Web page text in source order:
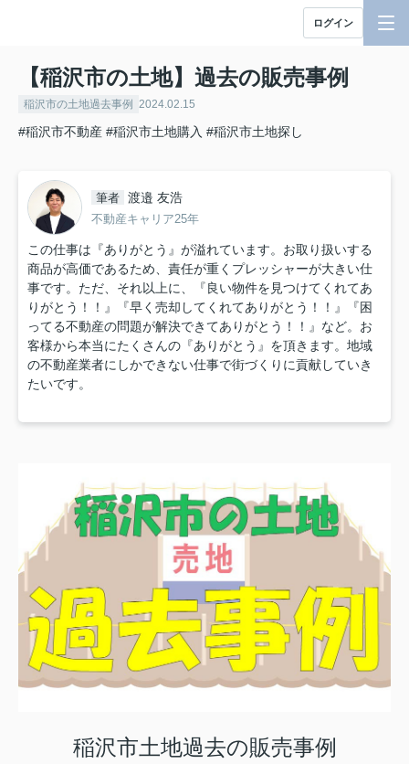
ログイン
【稲沢市の土地】過去の販売事例
稲沢市の土地過去事例 2024.02.15
#稲沢市不動産 #稲沢市土地購入 #稲沢市土地探し
筆者 渡邉 友浩
不動産キャリア25年
この仕事は『ありがとう』が溢れています。お取り扱いする
商品が高価であるため、責任が重くプレッシャーが大きい仕
事です。ただ、それ以上に、『良い物件を見つけてくれてあ
りがとう！！』『早く売却してくれてありがとう！！』『困
ってる不動産の問題が解決できてありがとう！！』など。お
客様から本当にたくさんの『ありがとう』を頂きます。地域
の不動産業者にしかできない仕事で街づくりに貢献していき
たいです。
稲沢市土地過去の販売事例